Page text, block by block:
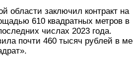
области заключил контракт на
610 квадратных метров в
числах 2023 года.
почти 460 тысяч рублей в